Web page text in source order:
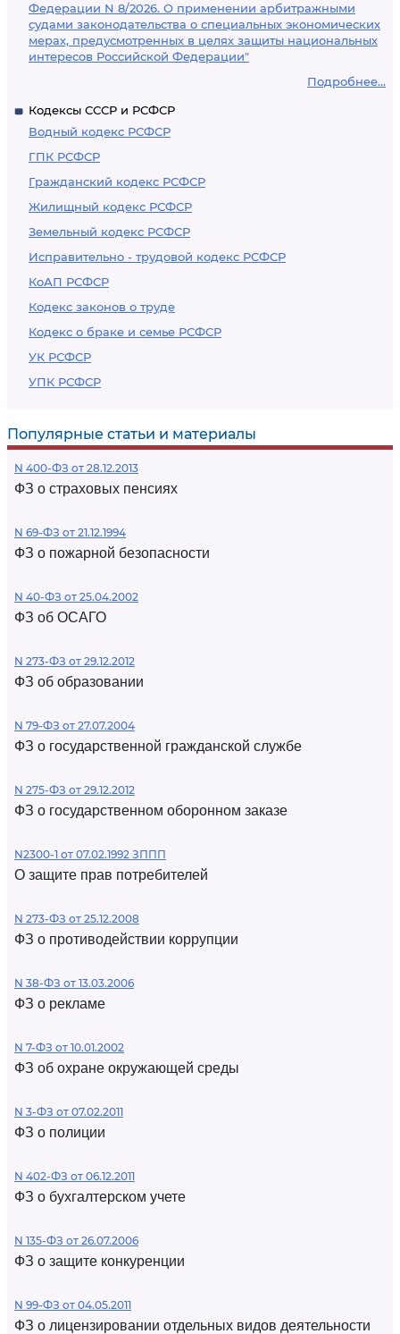
Федерации N 8/2026. О применении арбитражными
судами законодательства о специальных экономических
мерах, предусмотренных в целях защиты национальных
интересов Российской Федерации"
Подробнее...
Кодексы СССР и РСФСР
Водный кодекс РСФСР
ГПК РСФСР
Гражданский кодекс РСФСР
Жилищный кодекс РСФСР
Земельный кодекс РСФСР
Исправительно - трудовой кодекс РСФСР
КоАП РСФСР
Кодекс законов о труде
Кодекс о браке и семье РСФСР
УК РСФСР
УПК РСФСР
Популярные статьи и материалы
N 400-ФЗ от 28.12.2013
ФЗ о страховых пенсиях
N 69-ФЗ от 21.12.1994
ФЗ о пожарной безопасности
N 40-ФЗ от 25.04.2002
ФЗ об ОСАГО
N 273-ФЗ от 29.12.2012
ФЗ об образовании
N 79-ФЗ от 27.07.2004
ФЗ о государственной гражданской службе
N 275-ФЗ от 29.12.2012
ФЗ о государственном оборонном заказе
N2300-1 от 07.02.1992 ЗППП
О защите прав потребителей
N 273-ФЗ от 25.12.2008
ФЗ о противодействии коррупции
N 38-ФЗ от 13.03.2006
ФЗ о рекламе
N 7-ФЗ от 10.01.2002
ФЗ об охране окружающей среды
N 3-ФЗ от 07.02.2011
ФЗ о полиции
N 402-ФЗ от 06.12.2011
ФЗ о бухгалтерском учете
N 135-ФЗ от 26.07.2006
ФЗ о защите конкуренции
N 99-ФЗ от 04.05.2011
ФЗ о лицензировании отдельных видов деятельности